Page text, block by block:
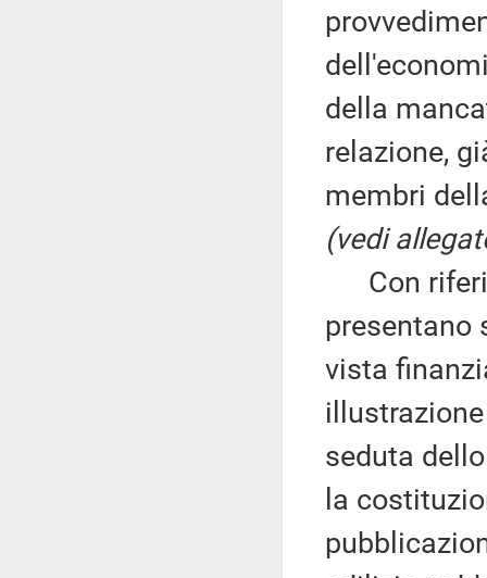
della
relazione,
membri
(vedi
Con
presentano
vista
seduta
la